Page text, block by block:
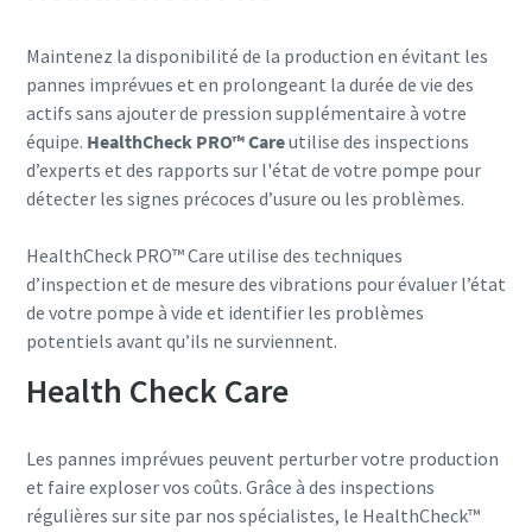
Maintenez la disponibilité de la production en évitant les
pannes imprévues et en prolongeant la durée de vie des
actifs sans ajouter de pression supplémentaire à votre
équipe. HealthCheck PRO™ Careutilise des inspections
d’experts et des rapports sur l'état de votre pompe pour
détecter les signes précoces d’usure ou les problèmes.
HealthCheck PRO™ Care utilise des techniques
d’inspection et de mesure des vibrations pour évaluer l’état
de votre pompe à vide et identifier les problèmes
potentiels avant qu’ils ne surviennent.
Health Check Care
Les pannes imprévues peuvent perturber votre production
et faire exploser vos coûts. Grâce à des inspections
régulières sur site par nos spécialistes, le HealthCheck™
Rue
Ville
Code postal
Demande
Rue
Ville
Code postal
Demande
Rue
Ville
Code postal
Demande